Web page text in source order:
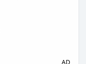
AD